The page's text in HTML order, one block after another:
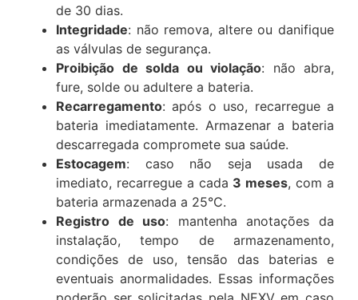
de 30 dias.
Integridade: não remova, altere ou danifique
as válvulas de segurança.
Proibição de solda ou violação: não abra,
fure, solde ou adultere a bateria.
Recarregamento: após o uso, recarregue a
bateria imediatamente. Armazenar a bateria
descarregada compromete sua saúde.
Estocagem: caso não seja usada de
imediato, recarregue a cada 3 meses, com a
bateria armazenada a 25°C.
Registro de uso: mantenha anotações da
instalação, tempo de armazenamento,
condições de uso, tensão das baterias e
eventuais anormalidades. Essas informações